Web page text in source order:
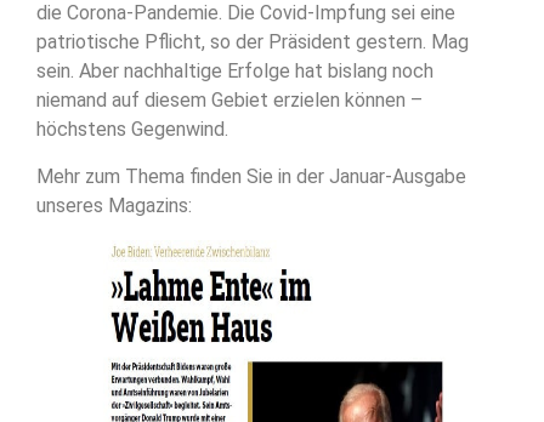
die Corona-Pandemie. Die Covid-Impfung sei eine
patriotische Pflicht, so der Präsident gestern. Mag
sein. Aber nachhaltige Erfolge hat bislang noch
niemand auf diesem Gebiet erzielen können –
höchstens Gegenwind.
Mehr zum Thema finden Sie in der Januar-Ausgabe
unseres Magazins: